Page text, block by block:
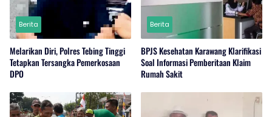
Berita
Melarikan Diri, Polres Tebing Tinggi
Tetapkan Tersangka Pemerkosaan
DPO
Berita
BPJS Kesehatan Karawang Klarifikasi
Soal Informasi Pemberitaan Klaim
Rumah Sakit